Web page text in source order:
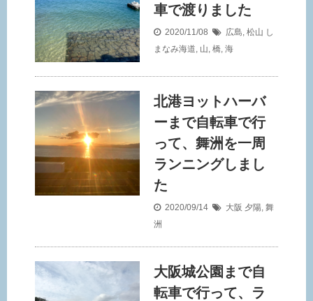
車で渡りました
2020/11/08 広島, 松山 し
まなみ海道, 山, 橋, 海
北港ヨットハーバ
ーまで自転車で行
って、舞洲を一周
ランニングしまし
た
2020/09/14 大阪 夕陽, 舞
洲
大阪城公園まで自
転車で行って、ラ